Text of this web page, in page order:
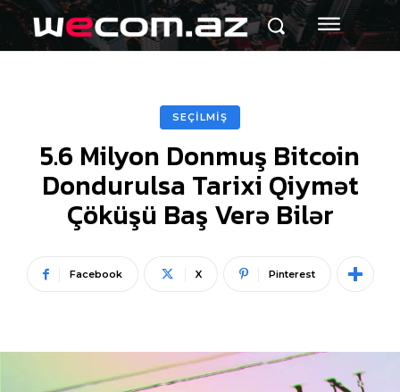
SEÇİLMİŞ
5.6 Milyon Donmuş Bitcoin
Dondurulsa Tarixi Qiymət
Çöküşü Baş Verə Bilər
Facebook X Pinterest